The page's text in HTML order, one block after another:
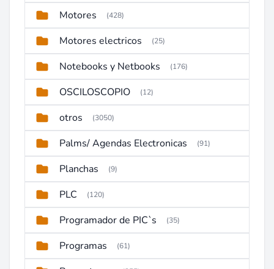
Motores (428)
Motores electricos (25)
Notebooks y Netbooks (176)
OSCILOSCOPIO (12)
otros (3050)
Palms/ Agendas Electronicas (91)
Planchas (9)
PLC (120)
Programador de PIC`s (35)
Programas (61)